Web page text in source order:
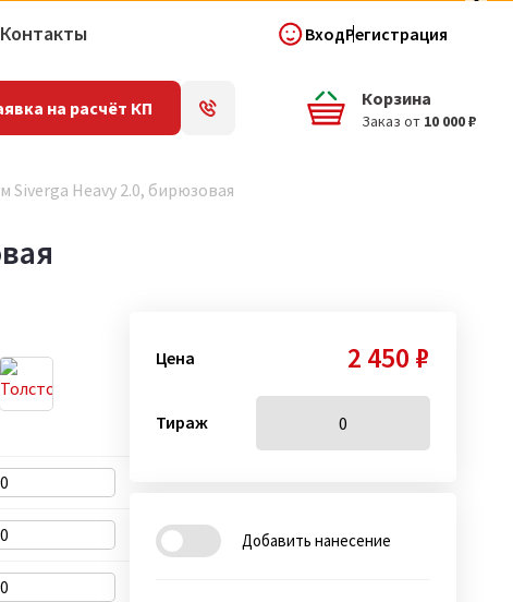
Контакты ВходРегистрация
Корзина
Заказ от 10 000 ₽
на расчёт КП
Heavy 2.0, бирюзовая
Цена 2 450 ₽
Тираж
Добавить нанесение